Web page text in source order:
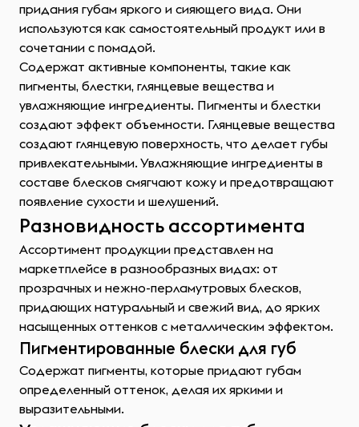
придания губам яркого и сияющего вида. Они
используются как самостоятельный продукт или в
сочетании с помадой.
Содержат активные компоненты, такие как
пигменты, блестки, глянцевые вещества и
увлажняющие ингредиенты. Пигменты и блестки
создают эффект объемности. Глянцевые вещества
создают глянцевую поверхность, что делает губы
привлекательными. Увлажняющие ингредиенты в
составе блесков смягчают кожу и предотвращают
появление сухости и шелушений.
Разновидность ассортимента
Ассортимент продукции представлен на
маркетплейсе в разнообразных видах: от
прозрачных и нежно-перламутровых блесков,
придающих натуральный и свежий вид, до ярких
насыщенных оттенков с металлическим эффектом.
Пигментированные блески для губ
Содержат пигменты, которые придают губам
определенный оттенок, делая их яркими и
выразительными.